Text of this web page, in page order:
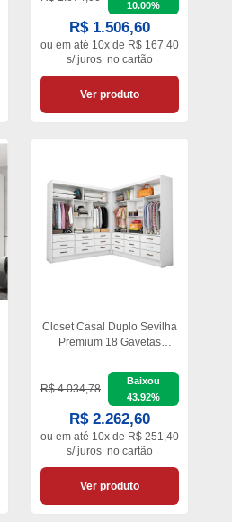
10.00%
R$ 1.506,60
ou em até 10x de R$ 167,40
s/ juros no cartão
Ver produto
Closet Casal Duplo Sevilha
Premium 18 Gavetas
R$ 4.034,78
Baixou
43.92%
R$ 2.262,60
ou em até 10x de R$ 251,40
s/ juros no cartão
Ver produto